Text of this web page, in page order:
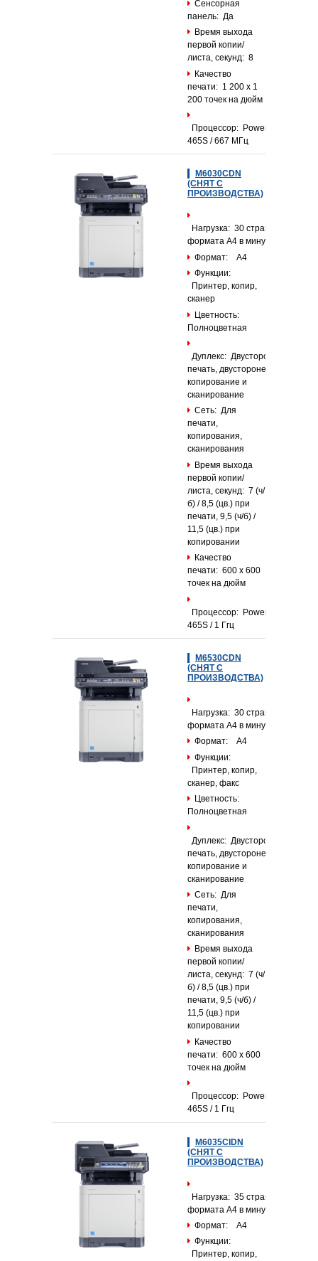
Сенсорная
панель: Да
Время выхода
первой копии/
листа, секунд: 8
Качество
печати: 1 200 x 1
200 точек на дюйм
Процессор: PowerPC
465S / 667 МГц
M6030CDN
(СНЯТ С
ПРОИЗВОДСТВА)
Нагрузка: 30 страниц
формата А4 в минуту
Формат: А4
Функции:
Принтер, копир,
сканер
Цветность:
Полноцветная
Дуплекс: Двусторонняя
печать, двусторонее
копирование и
сканирование
Сеть: Для
печати,
копирования,
сканирования
Время выхода
первой копии/
листа, секунд: 7 (ч/
б) / 8,5 (цв.) при
печати, 9,5 (ч/б) /
11,5 (цв.) при
копировании
Качество
печати: 600 x 600
точек на дюйм
Процессор: PowerPC
465S / 1 Ггц
M6530CDN
(СНЯТ С
ПРОИЗВОДСТВА)
Нагрузка: 30 страниц
формата А4 в минуту
Формат: А4
Функции:
Принтер, копир,
сканер, факс
Цветность:
Полноцветная
Дуплекс: Двусторонняя
печать, двусторонее
копирование и
сканирование
Сеть: Для
печати,
копирования,
сканирования
Время выхода
первой копии/
листа, секунд: 7 (ч/
б) / 8,5 (цв.) при
печати, 9,5 (ч/б) /
11,5 (цв.) при
копировании
Качество
печати: 600 x 600
точек на дюйм
Процессор: PowerPC
465S / 1 Ггц
M6035CIDN
(СНЯТ С
ПРОИЗВОДСТВА)
Нагрузка: 35 страниц
формата А4 в минуту
Формат: А4
Функции:
Принтер, копир,